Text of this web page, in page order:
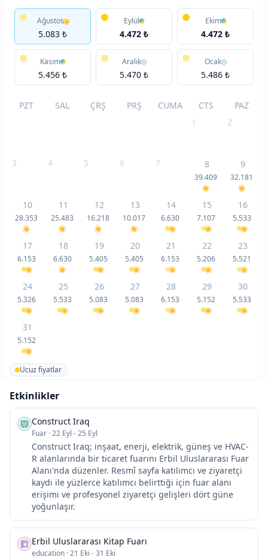
Ağustos
5.083 ₺
Eylül
4.472 ₺
Ekim
4.472 ₺
Kasım
5.456 ₺
Aralık
5.470 ₺
Ocak
5.486 ₺
PZT SAL ÇRŞ PRŞ CUMA CTS
PAZ
1
2
3 4 5 6 7 8
39.409
9
32.181
10
28.353
11
25.483
12
16.218
13
10.017
14
6.630
15
7.107
16
5.533
17
6.153
18
6.630
19
5.405
20
5.405
21
6.153
22
5.206
23
5.521
24
5.326
25
5.533
26
5.083
27
5.083
28
6.153
29
5.152
30
5.533
31
5.152
Ucuz fiyatlar
Etkinlikler
Construct Iraq
Fuar ·22 Eyl - 25 Eyl
Construct Iraq; inşaat, enerji, elektrik, güneş ve HVAC-
R alanlarında bir ticaret fuarını Erbil Uluslararası Fuar
Alanı'nda düzenler. Resmî sayfa katılımcı ve ziyaretçi
kaydı ile yüzlerce katılımcı belirttiği için fuar alanı
erişimi ve profesyonel ziyaretçi gelişleri dört güne
yoğunlaşır.
Erbil Uluslararası Kitap Fuarı
education ·21 Eki - 31 Eki